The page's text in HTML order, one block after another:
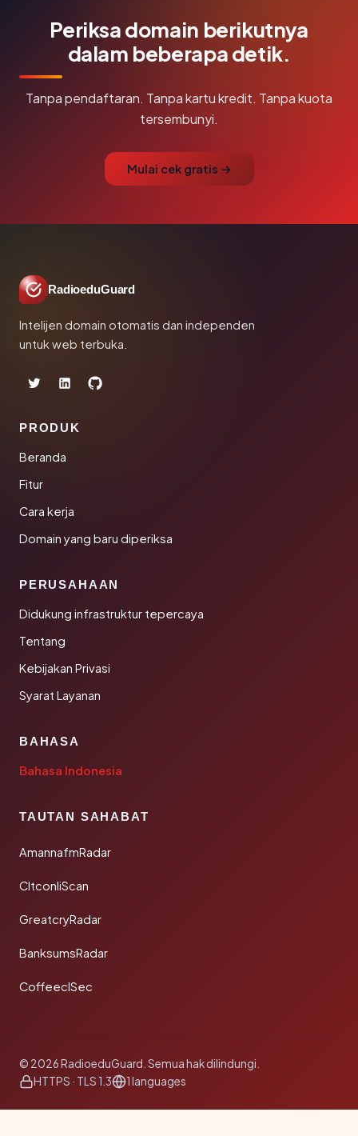
Periksa domain berikutnya
dalam beberapa detik.
Tanpa pendaftaran. Tanpa kartu kredit. Tanpa kuota
tersembunyi.
Mulai cek gratis →
RadioeduGuard
Intelijen domain otomatis dan independen
untuk web terbuka.
PRODUK
Beranda
Fitur
Cara kerja
Domain yang baru diperiksa
PERUSAHAAN
Didukung infrastruktur tepercaya
Tentang
Kebijakan Privasi
Syarat Layanan
BAHASA
Bahasa Indonesia
TAUTAN SAHABAT
AmannafmRadar
CltconliScan
GreatcryRadar
BanksumsRadar
CoffeeclSec
© 2026 RadioeduGuard. Semua hak dilindungi.
HTTPS · TLS 1.3
1 languages